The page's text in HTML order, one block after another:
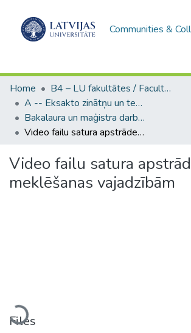
Communities &
Home
B4 – LU fakultātes / Faculties of the UL
A -- Eksakto zinātņu un tehnoloģiju fakultāte / Faculty of Science and Technology
Bakalaura un maģistra darbi (EZTF) / Bachelor's and Master's theses
Video failu satura apstrāde meklēšanas vajadzībām
Video failu satura
meklēšanas vajadzībām
Loading...
Files